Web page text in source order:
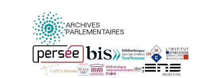
ARCHIVES
PARLEMENTAIRES